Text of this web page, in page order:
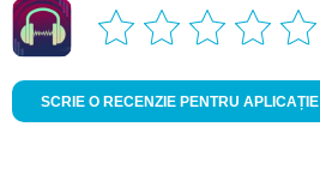
SCRIE O RECENZIE PENTRU APLICAȚIE